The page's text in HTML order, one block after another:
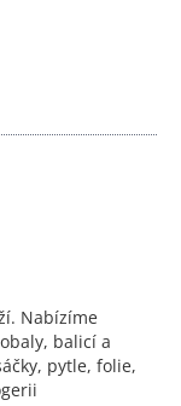
Nabízíme
balicí a
pytle, folie,